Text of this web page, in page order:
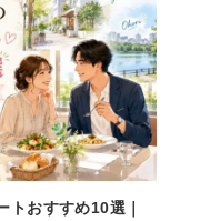
トおすすめ10選｜